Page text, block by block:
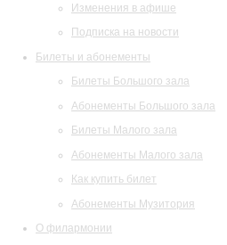
Изменения в афише
Подписка на новости
Билеты и абонементы
Билеты Большого зала
Абонементы Большого зала
Билеты Малого зала
Абонементы Малого зала
Как купить билет
Абонементы Музитория
О филармонии